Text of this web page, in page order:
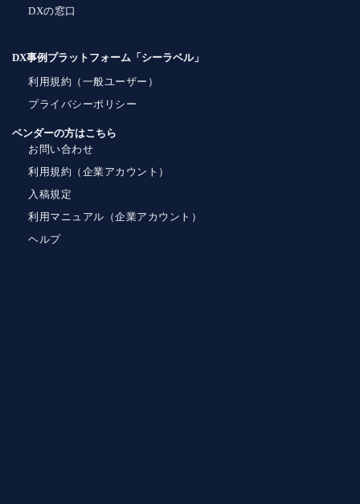
DXの窓口
DX事例プラットフォーム「シーラベル」
利用規約（一般ユーザー）
プライバシーポリシー
ベンダーの方はこちら
お問い合わせ
利用規約（企業アカウント）
入稿規定
利用マニュアル（企業アカウント）
ヘルプ